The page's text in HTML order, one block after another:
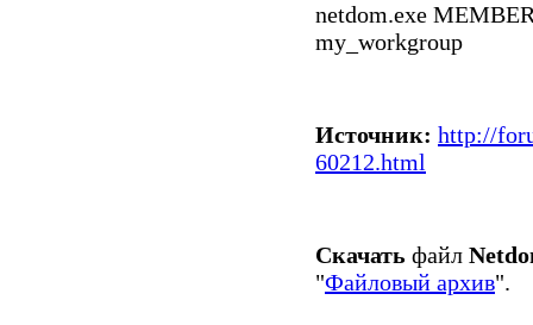
netdom.exe
my_workgroup
Источник: http://
60212.html
Скачать файл
"Файловый архив".